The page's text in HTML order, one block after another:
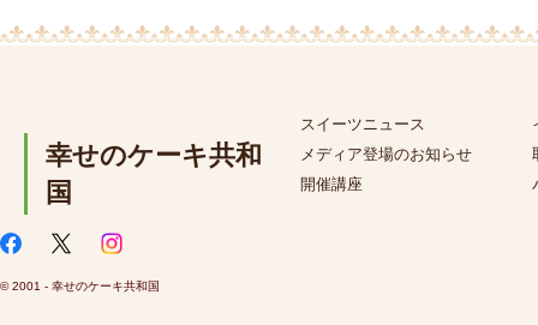
幸せのケーキ共和
国
スイーツニュース
メディア登場のお知らせ
開催講座
© 2001 - 幸せのケーキ共和国